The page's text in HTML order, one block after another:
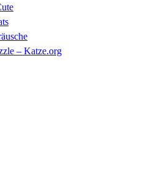
– Katze.org